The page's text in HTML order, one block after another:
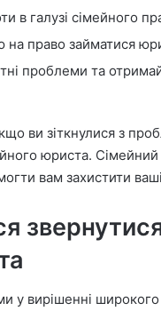
в галузі сімейного
на право займатися
проблеми та
ви зіткнулися з
юриста.
вам захистити ваші
у вирішенні широкого